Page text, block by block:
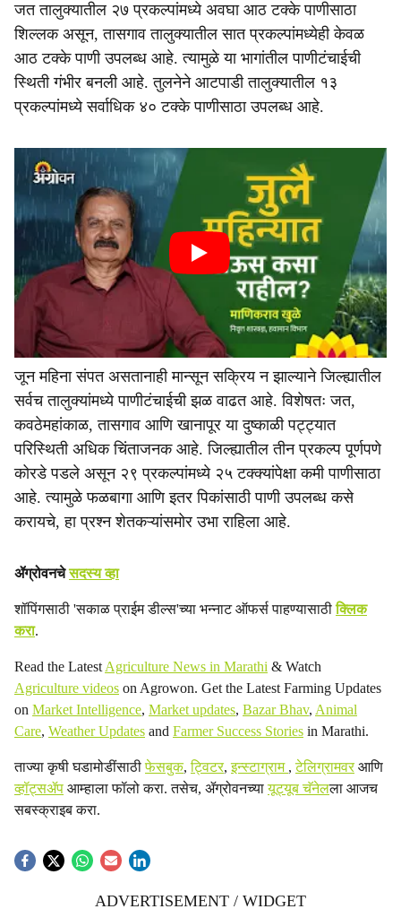
जत तालुक्यातील २७ प्रकल्पांमध्ये अवघा आठ टक्के पाणीसाठा
शिल्लक असून, तासगाव तालुक्यातील सात प्रकल्पांमध्येही केवळ
आठ टक्के पाणी उपलब्ध आहे. त्यामुळे या भागांतील पाणीटंचाईची
स्थिती गंभीर बनली आहे. तुलनेने आटपाडी तालुक्यातील १३
प्रकल्पांमध्ये सर्वाधिक ४० टक्के पाणीसाठा उपलब्ध आहे.
जून महिना संपत असतानाही मान्सून सक्रिय न झाल्याने जिल्ह्यातील
सर्वच तालुक्यांमध्ये पाणीटंचाईची झळ वाढत आहे. विशेषतः जत,
कवठेमहांकाळ, तासगाव आणि खानापूर या दुष्काळी पट्ट्यात
परिस्थिती अधिक चिंताजनक आहे. जिल्ह्यातील तीन प्रकल्प पूर्णपणे
कोरडे पडले असून २९ प्रकल्पांमध्ये २५ टक्क्यांपेक्षा कमी पाणीसाठा
आहे. त्यामुळे फळबागा आणि इतर पिकांसाठी पाणी उपलब्ध कसे
करायचे, हा प्रश्न शेतकऱ्यांसमोर उभा राहिला आहे.
ॲग्रोवनचेसदस्य व्हा
शॉपिंगसाठी 'सकाळ प्राईम डील्स'च्या भन्नाट ऑफर्स पाहण्यासाठीक्लिक
करा.
Read the Latest Agriculture News in Marathi & Watch
Agriculture videos on Agrowon. Get the Latest Farming Updates
on Market Intelligence, Market updates, Bazar Bhav, Animal
Care, Weather Updates and Farmer Success Stories in Marathi.
ताज्या कृषी घडामोडींसाठीफेसबुक,ट्विटर,इन्स्टाग्राम ,टेलिग्रामवरआणि
व्हॉट्सॲप आम्हाला फॉलो करा. तसेच, ॲग्रोवनच्यायूट्यूब चॅनेलला आजच
सबस्क्राइब करा.
ADVERTISEMENT / WIDGET